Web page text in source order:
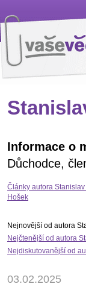
Informace o
Důchodce,
Články autora
Hošek
Nejnovější od autora
Nejčtenější od autora
Nejdiskutovanější od
03.02.2025